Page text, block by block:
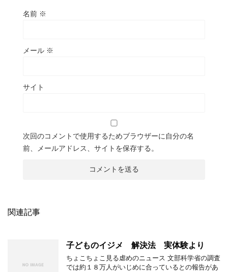
名前 ※
メール ※
サイト
次回のコメントで使用するためブラウザーに自分の名
前、メールアドレス、サイトを保存する。
関連記事
子どものイジメ 解決法 実体験より
ちょこちょこ見る虐めのニュース 文部科学省の調査
では約１８万人がいじめに合っているとの報告があ